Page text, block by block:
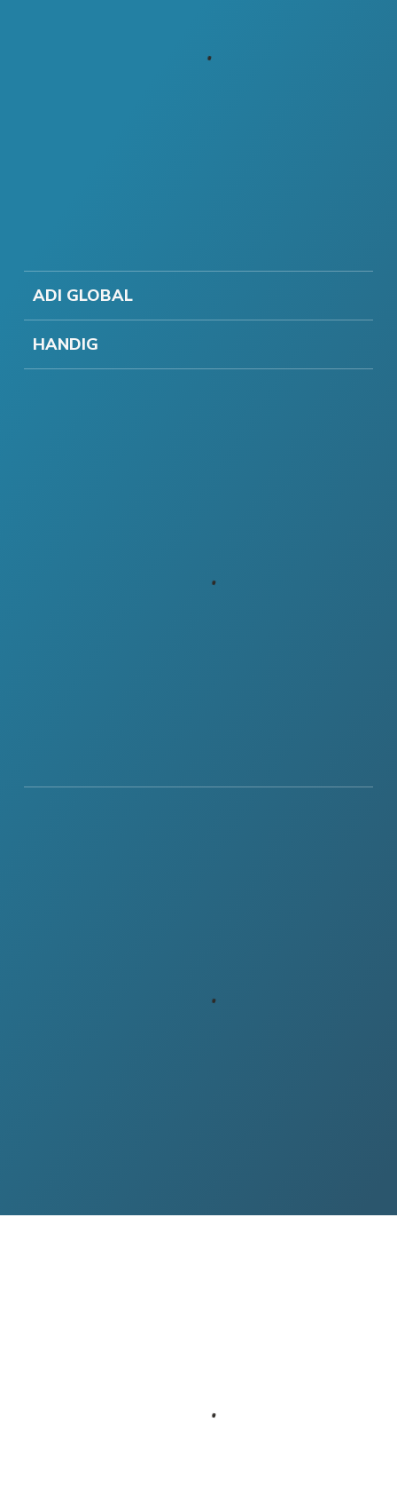
ADI GLOBAL
HANDIG